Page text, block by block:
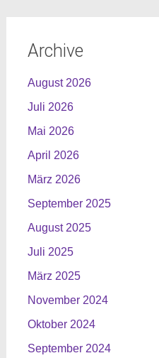
Archive
August 2026
Juli 2026
Mai 2026
April 2026
März 2026
September 2025
August 2025
Juli 2025
März 2025
November 2024
Oktober 2024
September 2024